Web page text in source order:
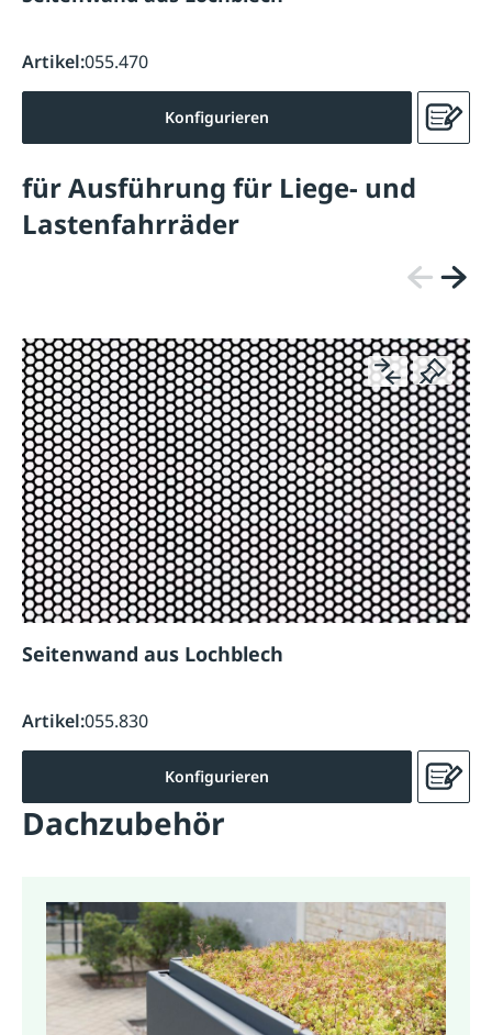
Artikel:055.470
Konfigurieren
für Ausführung für Liege- und
Lastenfahrräder
Seitenwand aus Lochblech
Artikel:055.830
Konfigurieren
Dachzubehör